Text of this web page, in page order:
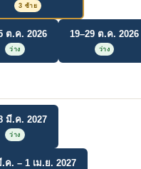
3 ซ้าย
ต.ค. 2026
ว่าง
19–29 ต.ค. 2026
ว่าง
มี.ค. 2027
ว่าง
ค. – 1 เม.ย. 2027